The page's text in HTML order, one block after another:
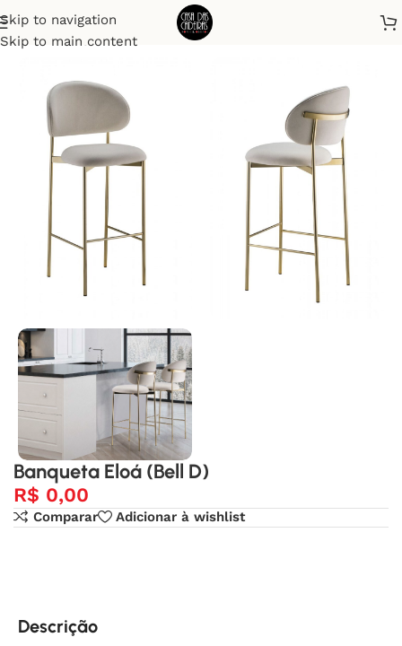
Skip to navigation
Skip to main content
Início Banquetas
Banqueta Eloá (Bell D)
R$ 0,00
Comparar Adicionar à wishlist
Descrição